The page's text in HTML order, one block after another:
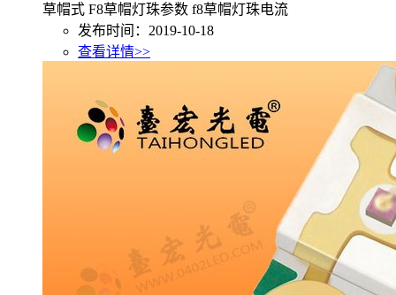
草帽式 F8草帽灯珠参数 f8草帽灯珠电流
发布时间：2019-10-18
查看详情>>